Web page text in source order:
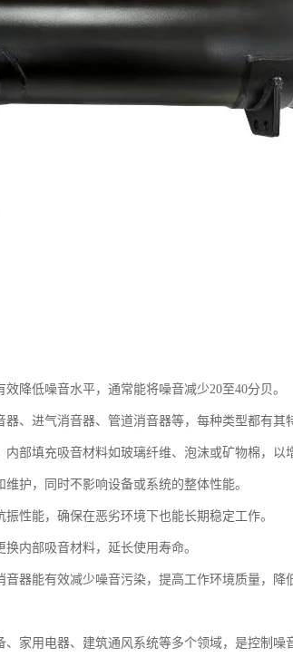
降低噪音水平，通常能将噪音减少20至40分贝。
、进气消音器、管道消音器等，每种类型都有其
部填充吸音材料如玻璃纤维、泡沫或矿物棉，以
护，同时不影响设备或系统的整体性能。
性能，确保在恶劣环境下也能长期稳定工作。
内部吸音材料，延长使用寿命。
器能有效减少噪音污染，提高工作环境质量，降
家用电器、建筑通风系统等多个领域，是控制噪